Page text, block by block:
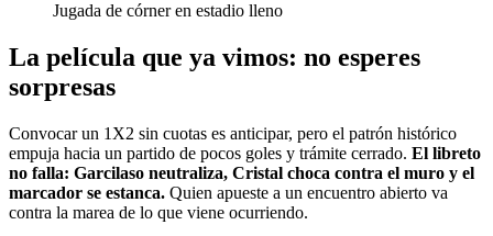
Jugada de córner en estadio lleno
La película que ya vimos: no esperes
sorpresas
Convocar un 1X2 sin cuotas es anticipar, pero el patrón histórico
empuja hacia un partido de pocos goles y trámite cerrado. El libreto
no falla: Garcilaso neutraliza, Cristal choca contra el muro y el
marcador se estanca. Quien apueste a un encuentro abierto va
contra la marea de lo que viene ocurriendo.